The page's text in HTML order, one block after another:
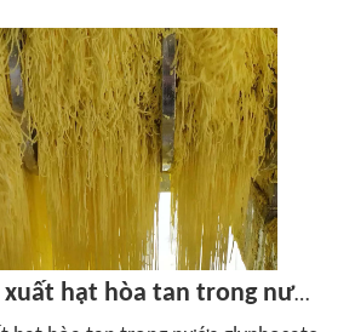
Quy trình sản xuất hạt hòa tan trong nước glyphosate 74,7% (WSG/SG)